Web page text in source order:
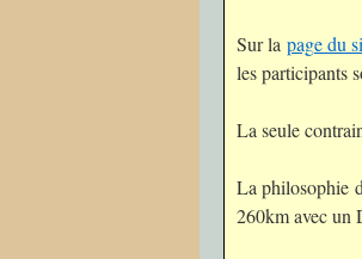
Sur la page du
les participants
La seule
La philosophie
260km avec un